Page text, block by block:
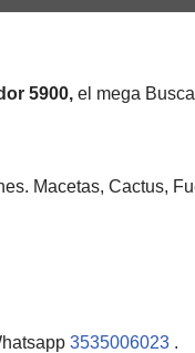
5900, el mega
Macetas, Cactus,
3535006023 .